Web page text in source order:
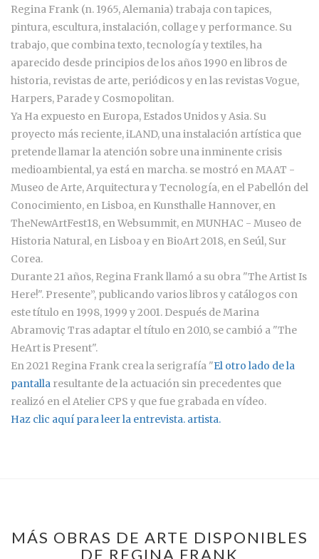
Regina Frank (n. 1965, Alemania) trabaja con tapices,
pintura, escultura, instalación, collage y performance. Su
trabajo, que combina texto, tecnología y textiles, ha
aparecido desde principios de los años 1990 en libros de
historia, revistas de arte, periódicos y en las revistas Vogue,
Harpers, Parade y Cosmopolitan.
Ya Ha expuesto en Europa, Estados Unidos y Asia. Su
proyecto más reciente, iLAND, una instalación artística que
pretende llamar la atención sobre una inminente crisis
medioambiental, ya está en marcha. se mostró en MAAT -
Museo de Arte, Arquitectura y Tecnología, en el Pabellón del
Conocimiento, en Lisboa, en Kunsthalle Hannover, en
TheNewArtFest18, en Websummit, en MUNHAC - Museo de
Historia Natural, en Lisboa y en BioArt 2018, en Seúl, Sur
Corea.
Durante 21 años, Regina Frank llamó a su obra "The Artist Is
Here!". Presente”, publicando varios libros y catálogos con
este título en 1998, 1999 y 2001. Después de Marina
Abramoviç Tras adaptar el título en 2010, se cambió a "The
HeArt is Present".
En 2021 Regina Frank crea la serigrafía "El otro lado de la
pantalla resultante de la actuación sin precedentes que
realizó en el Atelier CPS y que fue grabada en vídeo.
Haz clic aquí para leer la entrevista. artista.
MÁS OBRAS DE ARTE DISPONIBLES
DE REGINA FRANK